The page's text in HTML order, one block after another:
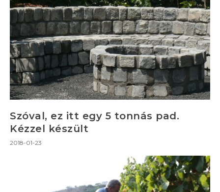
Szóval, ez itt egy 5 tonnás pad.
Kézzel készült
2018-01-23